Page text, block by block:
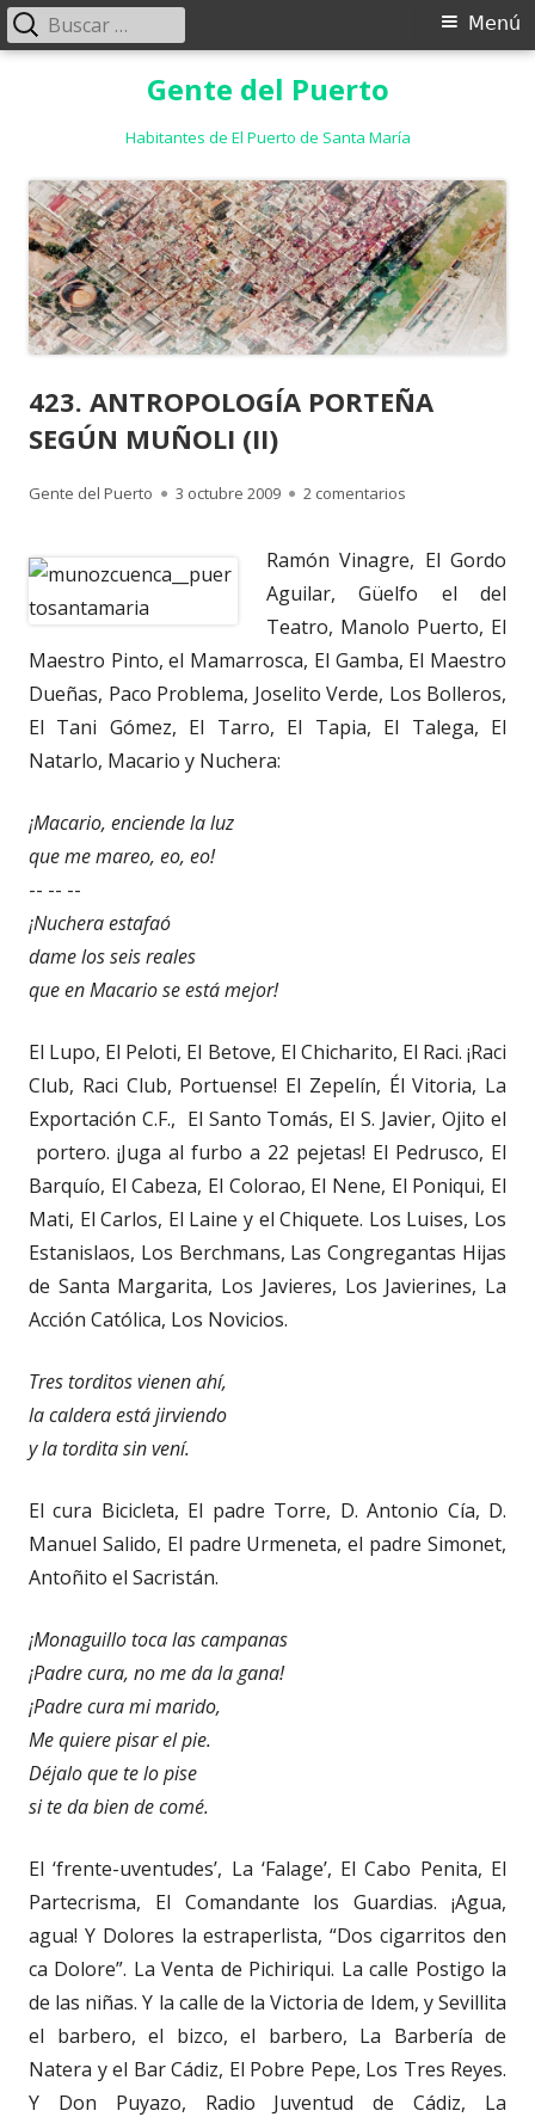
Gente del Puerto
Habitantes de El Puerto de Santa María
Menú
Menú
Buscar:
423. ANTROPOLOGÍA PORTEÑA
SEGÚN MUÑOLI (II)
Autor
Gente del Puerto
Publicado
3 octubre 2009 2 comentarios
Ramón Vinagre, El Gordo
Aguilar, Güelfo el del
Teatro, Manolo Puerto, El
Maestro Pinto, el Mamarrosca, El Gamba, El Maestro
Dueñas, Paco Problema, Joselito Verde, Los Bolleros,
El Tani Gómez, El Tarro, El Tapia, El Talega, El
Natarlo, Macario y Nuchera:
¡Macario, enciende la luz
que me mareo, eo, eo!
-- -- --
¡Nuchera estafaó
dame los seis reales
que en Macario se está mejor!
El Lupo, El Peloti, El Betove, El Chicharito, El Raci. ¡Raci
Club, Raci Club, Portuense! El Zepelín, Él Vitoria, La
Exportación C.F., El Santo Tomás, El S. Javier, Ojito el
portero. ¡Juga al furbo a 22 pejetas! El Pedrusco, El
Barquío, El Cabeza, El Colorao, El Nene, El Poniqui, El
Mati, El Carlos, El Laine y el Chiquete. Los Luises, Los
Estanislaos, Los Berchmans, Las Congregantas Hijas
de Santa Margarita, Los Javieres, Los Javierines, La
Acción Católica, Los Novicios.
Tres torditos vienen ahí,
la caldera está jirviendo
y la tordita sin vení.
El cura Bicicleta, El padre Torre, D. Antonio Cía, D.
Manuel Salido, El padre Urmeneta, el padre Simonet,
Antoñito el Sacristán.
¡Monaguillo toca las campanas
¡Padre cura, no me da la gana!
¡Padre cura mi marido,
Me quiere pisar el pie.
Déjalo que te lo pise
si te da bien de comé.
El ‘frente-uventudes’, La ‘Falage’, El Cabo Penita, El
Partecrisma, El Comandante los Guardias. ¡Agua,
agua! Y Dolores la estraperlista, “Dos cigarritos den
ca Dolore”. La Venta de Pichiriqui. La calle Postigo la
de las niñas. Y la calle de la Victoria de Idem, y Sevillita
el barbero, el bizco, el barbero, La Barbería de
Natera y el Bar Cádiz, El Pobre Pepe, Los Tres Reyes.
Y Don Puyazo, Radio Juventud de Cádiz, La